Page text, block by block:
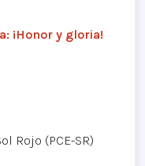
¡Honor y gloria!
Rojo (PCE-SR)